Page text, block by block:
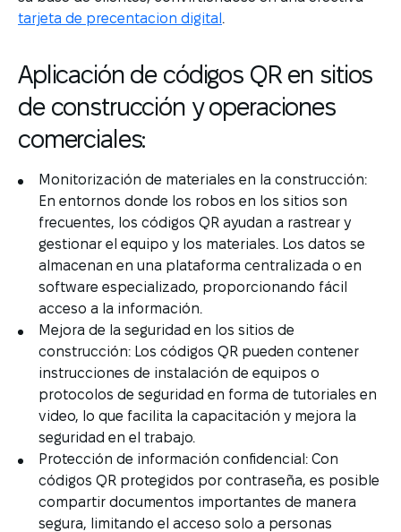
tarjeta de precentacion digital .
Aplicación de códigos QR en sitios
de construcción y operaciones
comerciales:
Monitorización de materiales en la construcción:
En entornos donde los robos en los sitios son
frecuentes, los códigos QR ayudan a rastrear y
gestionar el equipo y los materiales. Los datos se
almacenan en una plataforma centralizada o en
software especializado, proporcionando fácil
acceso a la información.
Mejora de la seguridad en los sitios de
construcción: Los códigos QR pueden contener
instrucciones de instalación de equipos o
protocolos de seguridad en forma de tutoriales en
video, lo que facilita la capacitación y mejora la
seguridad en el trabajo.
Protección de información confidencial: Con
códigos QR protegidos por contraseña, es posible
compartir documentos importantes de manera
segura, limitando el acceso solo a personas